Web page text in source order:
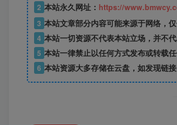
2 本站永久网址： https://
3 本站文章部分内容可能来源于网络，
4 本站一切资源不代表本站立场，并不
5 本站一律禁止以任何方式发布或转载
6 本站资源大多存储在云盘，如发现链